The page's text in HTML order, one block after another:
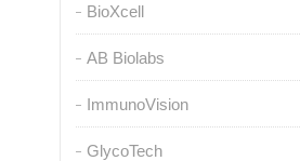
BioXcell
AB Biolabs
ImmunoVision
GlycoTech